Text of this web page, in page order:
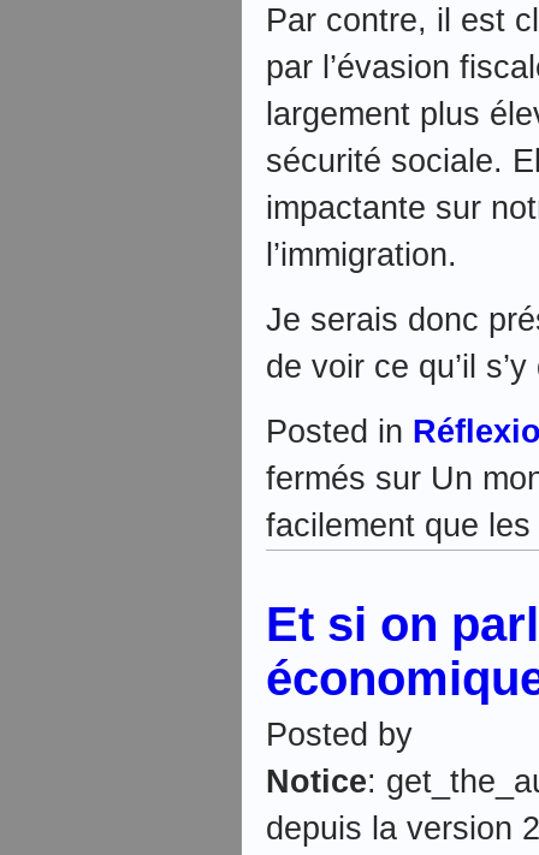
Par contre, il est
par l’évasion
largement plus
sécurité sociale.
impactante sur
l’immigration.
Je serais donc
de voir ce qu’il
Posted in
fermés sur Un
facilement que les
Et si on
Posted by
Notice:
depuis la version